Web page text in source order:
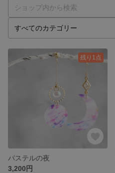
残り1点
パステルの夜
3,200円